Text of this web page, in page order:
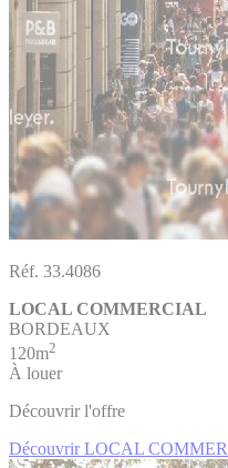
Réf. 33.4086
LOCAL COMMERCIAL
BORDEAUX
120m2
À louer
Découvrir l'offre
Découvrir LOCAL